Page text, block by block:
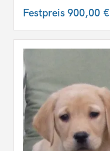
Festpreis900,00 €